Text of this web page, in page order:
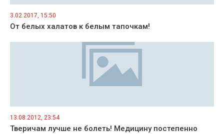
3.02.2017, 15:50
От белых халатов к белым тапочкам!
13.08.2012, 23:54
Тверичам лучше не болеть! Медицину постепенно